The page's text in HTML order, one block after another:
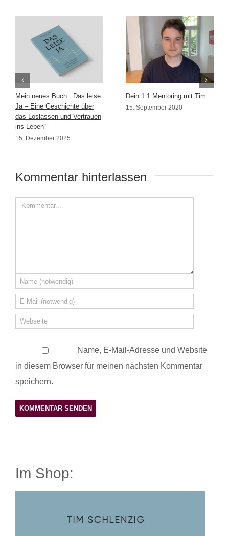
Mein neues Buch: „Das leise
Ja – Eine Geschichte über
das Loslassen und Vertrauen
ins Leben“
15. Dezember 2025
Dein 1:1 Mentoring mit Tim
15. September 2020
Kommentar hinterlassen
Name, E-Mail-Adresse und Website
in diesem Browser für meinen nächsten Kommentar
speichern.
Im Shop: